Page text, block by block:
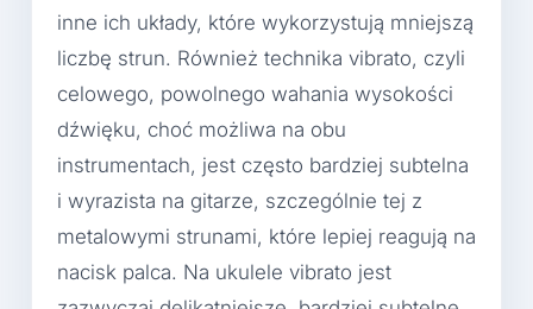
inne ich układy, które wykorzystują mniejszą
liczbę strun. Również technika vibrato, czyli
celowego, powolnego wahania wysokości
dźwięku, choć możliwa na obu
instrumentach, jest często bardziej subtelna
i wyrazista na gitarze, szczególnie tej z
metalowymi strunami, które lepiej reagują na
nacisk palca. Na ukulele vibrato jest